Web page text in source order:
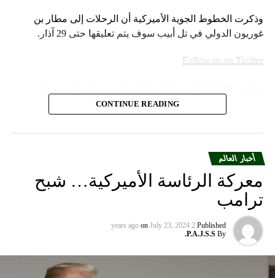
وذكرت الخطوط الجوية الأميركية أن الرحلات إلى مطار بن
غوريون الدولي في تل أبيب سوف يتم تعليقها حتى 29 آذار.
Follow us on Twitter
موقعها الإلكتروني خلال عطلة نهاية الأسبوع.
والمدن الأوروبية التي تقدم خدماتها إلى الولايات المتحدة”.
ومددت شركة دلتا إيرلاينز تعليق رحلاتها إلى إسرائيل حتى 30
خدماتها إلى أجل غير مسمى.
وتوقفت شركات الطيران الثلاث عن الطيران إلى إسرائيل بعد
وقت قصير من هجوم حماس في السابع من تشرين الأول الذي
CONTINUE READING
أخبار العالم
معركة الرئاسة الأميركية… شبح
ترامب
Published
2 years ago
on July 23, 2024
By
P.A.J.S.S.